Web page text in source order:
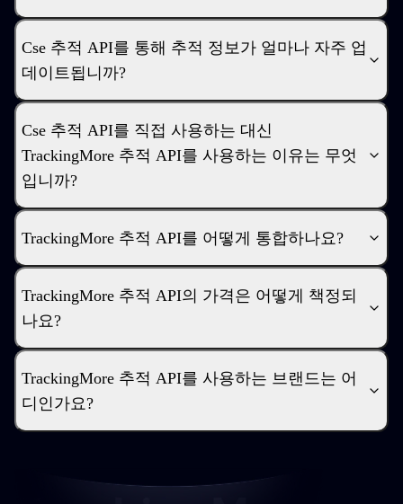
Cse 추적 API를 통해 추적 정보가 얼마나 자주 업
데이트됩니까?
Cse 추적 API를 직접 사용하는 대신
TrackingMore 추적 API를 사용하는 이유는 무엇
입니까?
TrackingMore 추적 API를 어떻게 통합하나요?
TrackingMore 추적 API의 가격은 어떻게 책정되
나요?
TrackingMore 추적 API를 사용하는 브랜드는 어
디인가요?